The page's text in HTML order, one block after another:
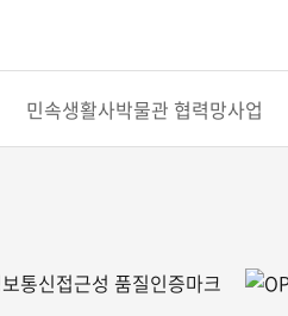
민속생활사박물관 협력망사업